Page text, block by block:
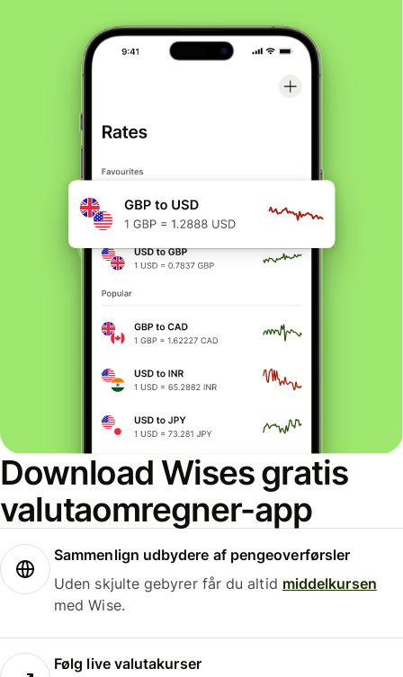
Download Wises gratis
valutaomregner-app
Sammenlign udbydere af pengeoverførsler
Uden skjulte gebyrer får du altid middelkursen
med Wise.
Følg live valutakurser